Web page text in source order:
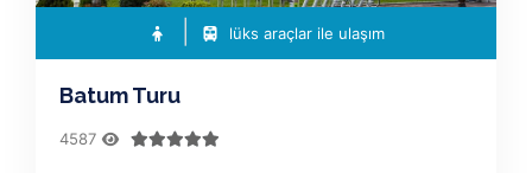
lüks araçlar ile ulaşım
Batum Turu
4587